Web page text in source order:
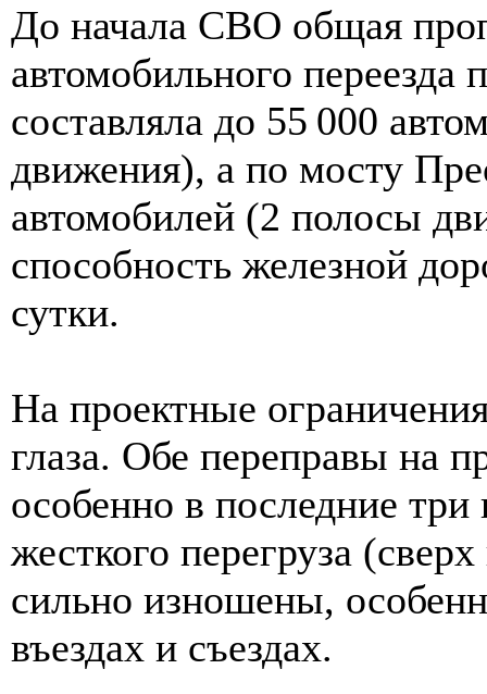
До начала СВО общая
автомобильного
составляла до 55 000
движения), а по мосту
автомобилей (2 полосы
способность железной
сутки.
На проектные
глаза. Обе переправы на
особенно в последние
жесткого перегруза
сильно изношены,
въездах и съездах.